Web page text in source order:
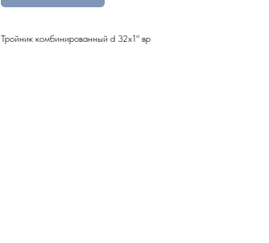
Тройник комбинированный d 32х1" вр